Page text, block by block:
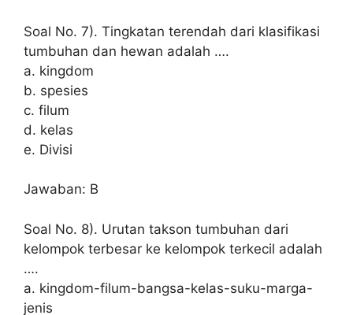
Soal No. 7). Tingkatan terendah dari klasifikasi
tumbuhan dan hewan adalah ….
a. kingdom
b. spesies
c. filum
d. kelas
e. Divisi
Jawaban: B
Soal No. 8). Urutan takson tumbuhan dari
kelompok terbesar ke kelompok terkecil adalah
….
a. kingdom-filum-bangsa-kelas-suku-marga-
jenis